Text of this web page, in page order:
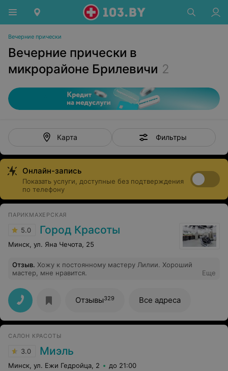
Вечерние прически
Вечерние прически в
микрорайоне Брилевичи 2
Карта Фильтры
Онлайн-запись
Показать услуги, доступные без подтверждения
по телефону
ПАРИКМАХЕРСКАЯ
5.0 Город Красоты
Минск, ул. Яна Чечота, 25
Отзыв. Хожу к постоянному мастеру Лилии. Хороший
мастер, мне нравится.
Еще
Отзывы329 Все адреса
САЛОН КРАСОТЫ
3.0 Миэль
Минск, ул. Ежи Гедройца, 2 до 21:00